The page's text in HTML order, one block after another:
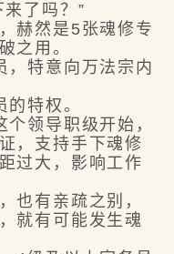
了吗？”
然是5张魂修专
之用。
特意向万法宗内
特权。
领导职级开始，
，支持手下魂修
过大，影响工作
有亲疏之别，
就有可能发生魂